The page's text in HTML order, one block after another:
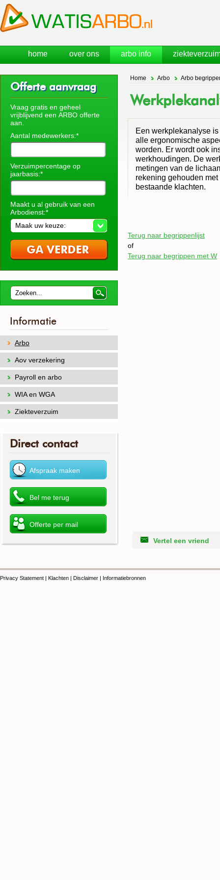
Home Arbo Arbo
Een werkplekanalyse
alle ergonomische
worden. Er wordt ook
werkhoudingen. De
metingen van de
rekening gehouden
bestaande klachten.
Terug naar begrippenlijst
of
Terug naar begrippen met W
Vertel een vriend
Offerte aanvraag
Vraag gratis en geheel
vrijblijvend een ARBO offerte
aan.
Aantal medewerkers:*
Verzuimpercentage op
jaarbasis:*
Maakt u al gebruik van een
Arbodienst:*
Maak uw keuze:
Informatie
Arbo
Aov verzekering
Payroll en arbo
WIA en WGA
Ziekteverzuim
Direct contact
Privacy Statement | Klachten | Disclaimer | Informatiebronnen
home over ons arbo info